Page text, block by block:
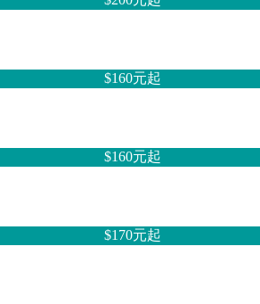
$160元起
$160元起
$170元起